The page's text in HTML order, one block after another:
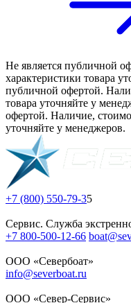
Не является публичной
характеристики товара
публичной офертой.
товара уточняйте у
офертой. Наличие,
уточняйте у менеджеров.
+7 (800) 550-79-35
Сервис. Служба
+7 800-500-12-66
ООО «Севербоат»
info@severboat.ru
ООО «Север-Сервис»